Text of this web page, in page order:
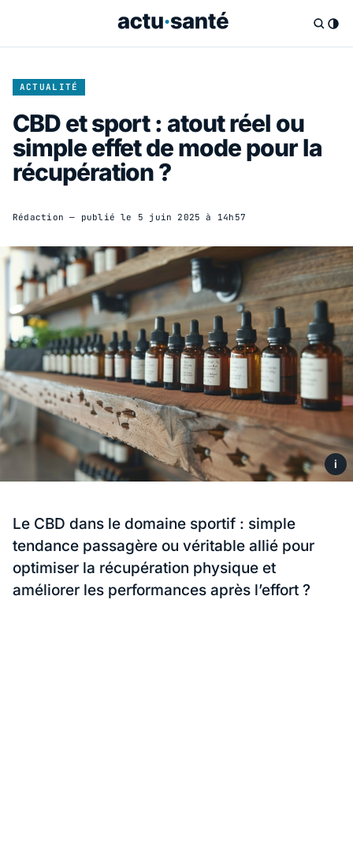
ACTUALITÉ
CBD et sport : atout réel ou
simple effet de mode pour la
récupération ?
Rédaction — publié le 5 juin 2025 à 14h57
i
Le CBD dans le domaine sportif : simple
tendance passagère ou véritable allié pour
optimiser la récupération physique et
améliorer les performances après l’effort ?